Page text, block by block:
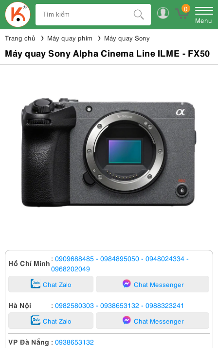
0
Menu
Trang chủ Máy quay phim Máy quay Sony
Máy quay Sony Alpha Cinema Line ILME - FX50
Hồ Chí Minh : 0909688485 - 0984895050 - 0948024334 -
0968202049
Chat Zalo Chat Messenger
Hà Nội : 0982580303 - 0938653132 - 0988323241
Chat Zalo Chat Messenger
VP Đà Nẵng : 0938653132